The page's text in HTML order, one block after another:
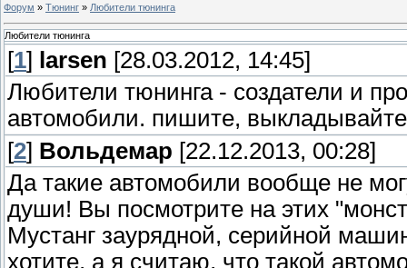
Форум » Тюнинг » Любители тюнинга
Любители тюнинга
[1] larsen [28.03.2012, 14:45]
Любители тюнинга - создатели и
автомобили. пишите,
[2] Вольдемар [22.12.2013, 00:28]
Да такие автомобили вообще не
души! Вы посмотрите на этих
Мустанг заурядной, серийной
хотите, а я считаю, что такой